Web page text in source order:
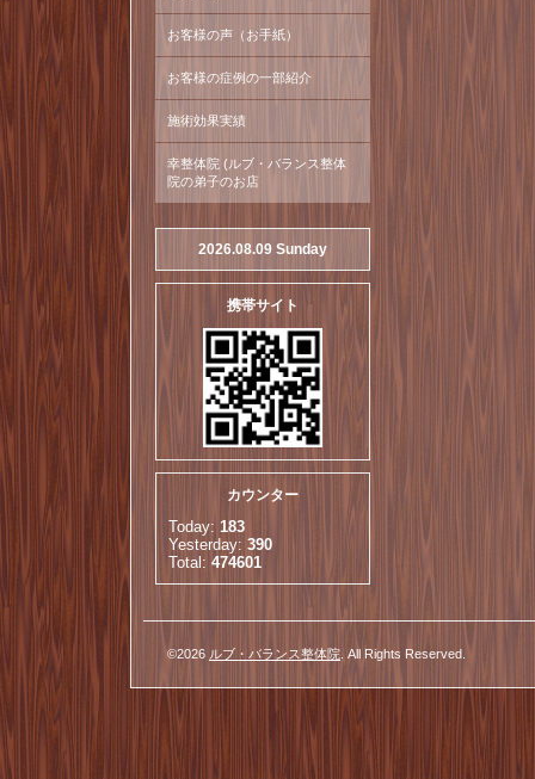
お客様の声（お手紙）
お客様の症例の一部紹介
施術効果実績
幸整体院 (ルブ・バランス整体
院の弟子のお店
2026.08.09 Sunday
携帯サイト
カウンター
Today: 183
Yesterday: 390
Total: 474601
©2026 ルブ・バランス整体院 . All Rights Reserved.